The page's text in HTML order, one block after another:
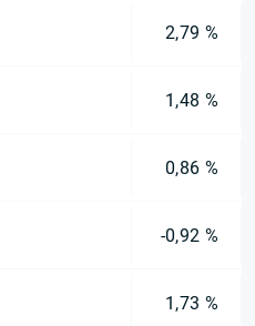
2,79 %
1,48 %
0,86 %
-0,92 %
1,73 %